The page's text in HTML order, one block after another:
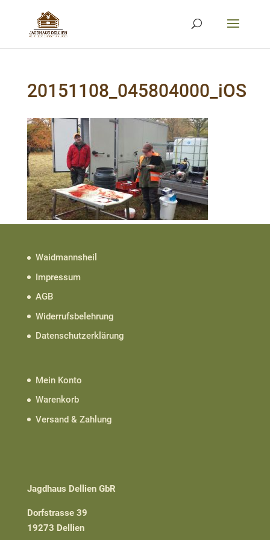
20151108_045804000_iOS
Waidmannsheil
Impressum
AGB
Widerrufsbelehrung
Datenschutzerklärung
Mein Konto
Warenkorb
Versand & Zahlung
Jagdhaus Dellien GbR
Dorfstrasse 39
19273 Dellien